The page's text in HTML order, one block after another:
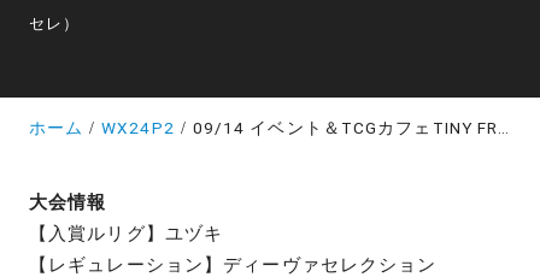
セレ）
ホーム WX24P2 09/14 イベント＆TCGカフェTINY FRONTIER 入賞デッキ
大会情報
【入賞ルリグ】ユヅキ
【レギュレーション】ディーヴァセレクション